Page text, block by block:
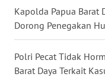
Kapolda Papua Barat
Dorong Penegakan
Polri Pecat Tidak
Barat Daya Terkait
WN
GORONTALO
WN